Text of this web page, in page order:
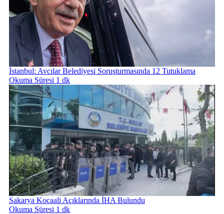
İstanbul: Avcılar Belediyesi Soruşturmasında 12 Tutuklama
Okuma Süresi 1 dk
Sakarya Kocaali Açıklarında İHA Bulundu
Okuma Süresi 1 dk